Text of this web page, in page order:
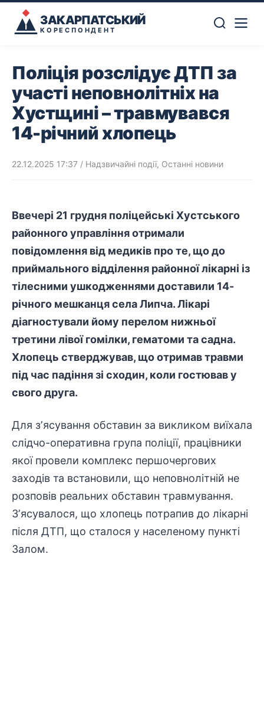
ЗАКАРПАТСЬКИЙ
КОРЕСПОНДЕНТ
Поліція розслідує ДТП за
участі неповнолітніх на
Хустщині – травмувався
14-річний хлопець
22.12.2025 17:37 / Надзвичайні події, Останні новини
Ввечері 21 грудня поліцейські Хустського
районного управління отримали
повідомлення від медиків про те, що до
приймального відділення районної лікарні із
тілесними ушкодженнями доставили 14-
річного мешканця села Липча. Лікарі
діагностували йому перелом нижньої
третини лівої гомілки, гематоми та садна.
Хлопець стверджував, що отримав травми
під час падіння зі сходин, коли гостював у
свого друга.
Для зʼясування обставин за викликом виїхала
слідчо-оперативна група поліції, працівники
якої провели комплекс першочергових
заходів та встановили, що неповнолітній не
розповів реальних обставин травмування.
Зʼясувалося, що хлопець потрапив до лікарні
після ДТП, що сталося у населеному пункті
Залом.